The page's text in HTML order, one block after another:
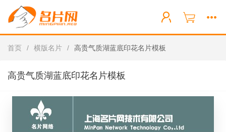
首页 / 横版名片 / 高贵气质湖蓝底印花名片模板
高贵气质湖蓝底印花名片模板